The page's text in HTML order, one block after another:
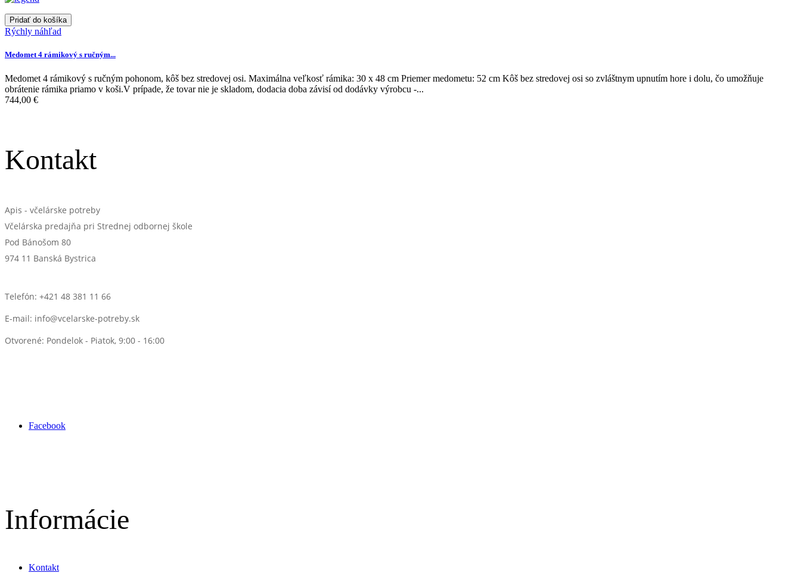
Pridať do košíka
Rýchly náhľad
Medomet 4 rámikový s ručným...
Medomet 4 rámikový s ručným pohonom, kôš bez stredovej osi. Maximálna veľkosť rámika: 30 x 48 cm Priemer medometu: 52 cm Kôš bez stredovej osi so zvláštnym upnutím hore i dolu, čo umožňuje
obrátenie rámika priamo v koši.V prípade, že tovar nie je skladom, dodacia doba závisí od dodávky výrobcu -...
744,00 €
Kontakt
Apis - včelárske potreby
Včelárska predajňa pri Strednej odbornej škole
Pod Bánošom 80
974 11 Banská Bystrica
Telefón: +421 48 381 11 66
E-mail: info@vcelarske-potreby.sk
Otvorené: Pondelok - Piatok, 9:00 - 16:00
Facebook
Informácie
Kontakt